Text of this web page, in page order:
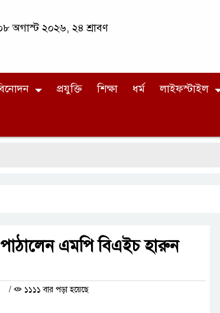
অগাস্ট ২০২৬, ২৪ শ্রাবণ
প্রযুক্তি শিক্ষা ধর্ম লাইফস্টাইল
এমপি বিএইচ হারুন
/ ১১১১ বার পড়া হয়েছে